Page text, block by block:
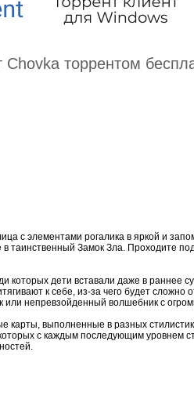
торрентом
с элементами рогалика в яркой и
Замок Зла. Проходите
которых дети вставали даже в раннее
к себе, из-за чего будет сложно
непревзойденный волшебник с
карты, выполненные в разных
с каждым последующим уровнем